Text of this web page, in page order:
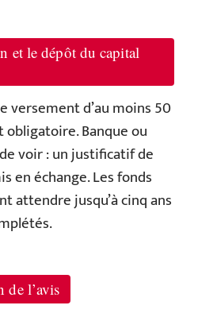
et le dépôt du capital
versement d’au moins 50
obligatoire. Banque ou
voir : un justificatif de
en échange. Les fonds
attendre jusqu’à cinq ans
de l’avis